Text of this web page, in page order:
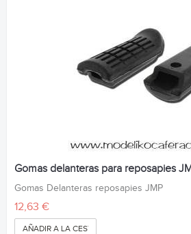
Gomas delanteras para reposapies
Gomas Delanteras reposapies JMP
12,63 €
AÑADIR A LA CESTA